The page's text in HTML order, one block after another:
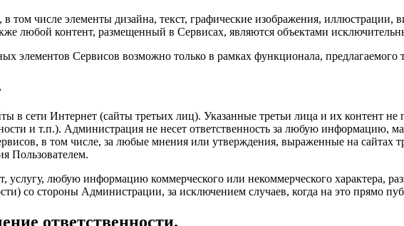
том числе элементы дизайна, текст, графические изображения,
любой контент, размещенный в Сервисах, являются объектами
элементов Сервисов возможно только в рамках функционала,
в сети Интернет (сайты третьих лиц). Указанные третьи лица и их контент
и т.п.). Администрация не несет ответственность за любую информацию,
в том числе, за любые мнения или утверждения, выраженные на сайтах
Пользователем.
любую информацию коммерческого или некоммерческого характера,
со стороны Администрации, за исключением случаев, когда на это прямо
ответственности.